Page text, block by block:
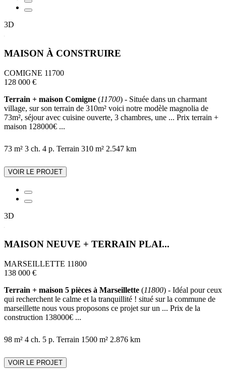
3D
MAISON À CONSTRUIRE
COMIGNE 11700
128 000 €
Terrain + maison Comigne (11700) - Située dans un charmant
village, sur son terrain de 310m² voici notre modèle magnolia de
73m², séjour avec cuisine ouverte, 3 chambres, une ... Prix terrain +
maison 128000€ ...
73 m² 3 ch. 4 p. Terrain 310 m² 2.547 km
VOIR LE PROJET
3D
MAISON NEUVE + TERRAIN PLAI...
MARSEILLETTE 11800
138 000 €
Terrain + maison 5 pièces à Marseillette (11800) - Idéal pour ceux
qui recherchent le calme et la tranquillité ! situé sur la commune de
marseillette nous vous proposons ce projet sur un ... Prix de la
construction 138000€ ...
98 m² 4 ch. 5 p. Terrain 1500 m² 2.876 km
VOIR LE PROJET